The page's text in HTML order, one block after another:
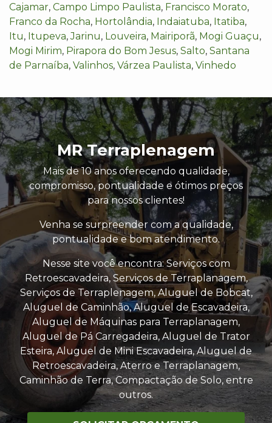
Cajamar, Campo Limpo Paulista, Francisco Morato,
Franco da Rocha, Hortolândia, Indaiatuba, Itatiba,
Itu, Itupeva,Jarinu, Louveira, Mairiporã, Mogi Guaçu,
Mogi Mirim, Pirapora do Bom Jesus, Salto, Santana
de Parnaíba, Valinhos, Várzea Paulista, Vinhedo
MR Terraplenagem
Mais de 10 anos oferecendo qualidade,
compromisso, pontualidade e ótimos preços
para nossos clientes!
Venha se surpreender com a qualidade,
pontualidade e bom atendimento.
Nesse site você encontra: Serviços com
Retroescavadeira, Serviços de Terraplanagem,
Serviços de Terraplenagem, Aluguel de Bobcat,
Aluguel de Caminhão, Aluguel de Escavadeira,
Aluguel de Máquinas para Terraplanagem,
Aluguel de Pá Carregadeira, Aluguel de Trator
Esteira, Aluguel de Mini Escavadeira, Aluguel de
Retroescavadeira, Aterro e Terraplanagem,
Caminhão de Terra, Compactação de Solo, entre
outros.